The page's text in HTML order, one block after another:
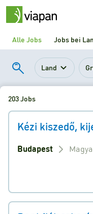
Alle Jobs Jobs bei
Land
203 Jobs
Kézi kiszedő,
Budapest